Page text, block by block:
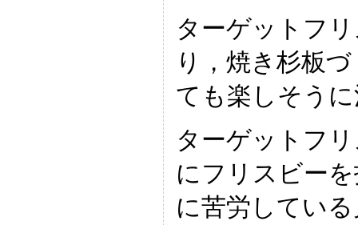
ターゲットフ
り，焼き杉板
ても楽しそう
ターゲットフ
にフリスビー
に苦労してい